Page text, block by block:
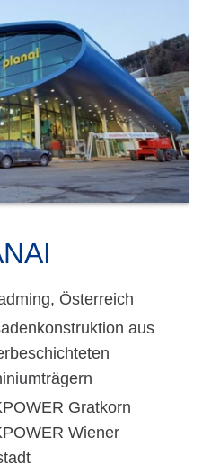
Österreich
aus
Gratkorn
Wiener